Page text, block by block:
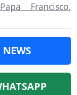
Papa Francisco,
NEWS